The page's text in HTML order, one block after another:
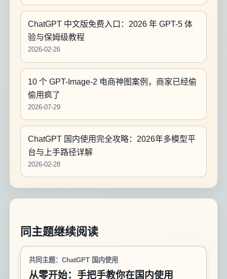
ChatGPT 中文版免费入口：2026 年 GPT-5 体
验与保姆级教程
2026-02-26
10 个 GPT-Image-2 电商神图案例，商家已经偷
偷用疯了
2026-07-29
ChatGPT 国内使用完全攻略：2026年多模型平
台与上手路径详解
2026-02-28
同主题继续阅读
共同主题：ChatGPT 国内使用
从零开始：手把手教你在国内使用